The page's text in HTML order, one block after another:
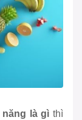
là gì thì